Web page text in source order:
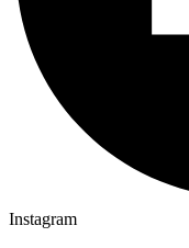
Instagram